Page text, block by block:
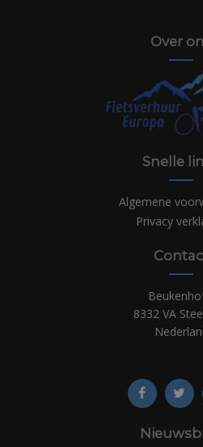
Over
Snelle
Algemene
Privacy
8332 VA